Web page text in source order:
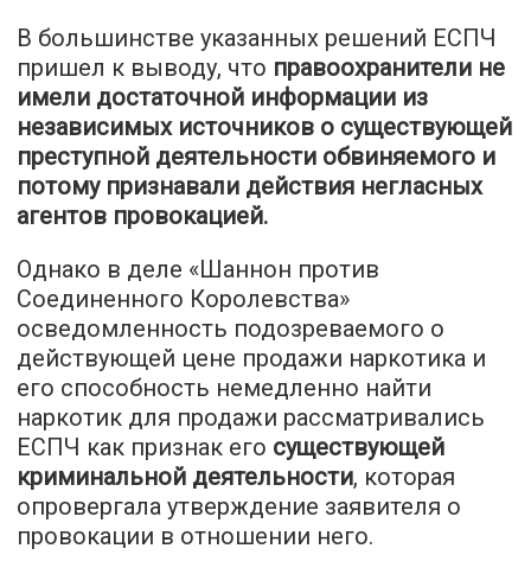
В большинстве указанных решений ЕСПЧ
пришел к выводу, что правоохранители не
имели достаточной информации из
независимых источников о существующей
преступной деятельности обвиняемого и
потому признавали действия негласных
агентов провокацией.
Однако в деле «Шаннон против
Соединенного Королевства»
осведомленность подозреваемого о
действующей цене продажи наркотика и
его способность немедленно найти
наркотик для продажи рассматривались
ЕСПЧ как признак его существующей
криминальной деятельности, которая
опровергала утверждение заявителя о
провокации в отношении него.